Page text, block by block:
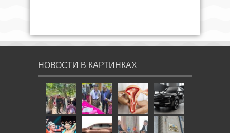
НОВОСТИ В КАРТИНКАХ